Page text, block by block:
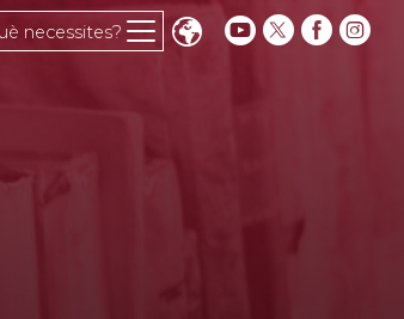
necessites?